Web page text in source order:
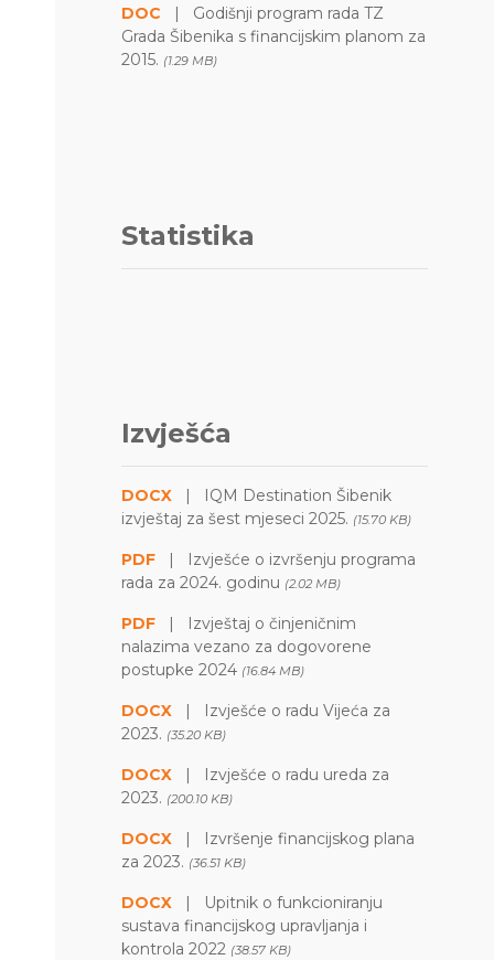
DOC | Godišnji program rada TZ
Grada Šibenika s financijskim planom za
2015. (1.29 MB)
Statistika
Izvješća
DOCX |
IQM Destination Šibenik
izvještaj za šest mjeseci 2025. (15.70 KB)
PDF |
Izvješće o izvršenju programa
rada za 2024. godinu (2.02 MB)
PDF |
Izvještaj o činjeničnim
nalazima vezano za dogovorene
postupke 2024 (16.84 MB)
DOCX |
Izvješće o radu Vijeća za
2023. (35.20 KB)
DOCX |
Izvješće o radu ureda za
2023. (200.10 KB)
DOCX |
Izvršenje financijskog plana
za 2023. (36.51 KB)
DOCX |
Upitnik o funkcioniranju
sustava financijskog upravljanja i
kontrola 2022 (38.57 KB)